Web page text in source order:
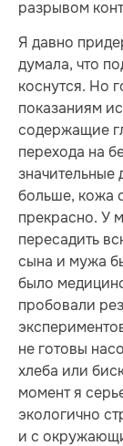
разрывом
Я давно
думала, что
коснутся. Но
показаниям
содержащие
перехода на
значительные
больше, кожа
прекрасно. У
пересадить
сына и мужа
было
пробовали
не готовы
хлеба или
момент я
экологично
и с